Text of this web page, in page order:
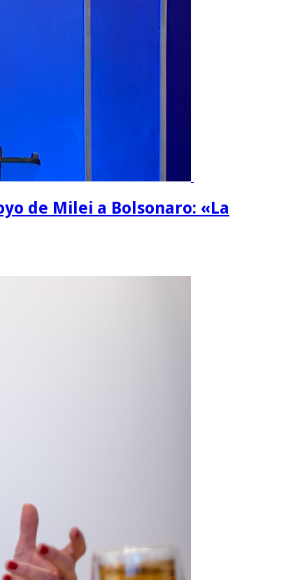
de Milei a Bolsonaro: «La